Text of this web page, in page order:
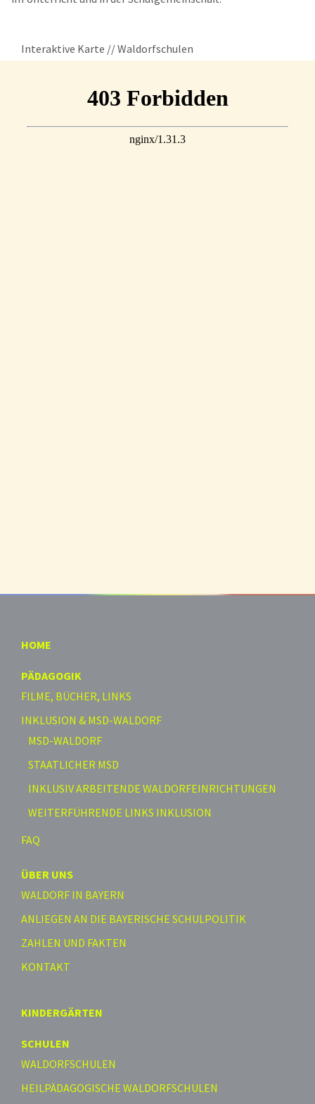
Interaktive Karte // Waldorfschulen
HOME
PÄDAGOGIK
FILME, BÜCHER, LINKS
INKLUSION & MSD-WALDORF
MSD-WALDORF
STAATLICHER MSD
INKLUSIV ARBEITENDE WALDORFEINRICHTUNGEN
WEITERFÜHRENDE LINKS INKLUSION
FAQ
ÜBER UNS
WALDORF IN BAYERN
ANLIEGEN AN DIE BAYERISCHE SCHULPOLITIK
ZAHLEN UND FAKTEN
KONTAKT
KINDERGÄRTEN
SCHULEN
WALDORFSCHULEN
HEILPÄDAGOGISCHE WALDORFSCHULEN